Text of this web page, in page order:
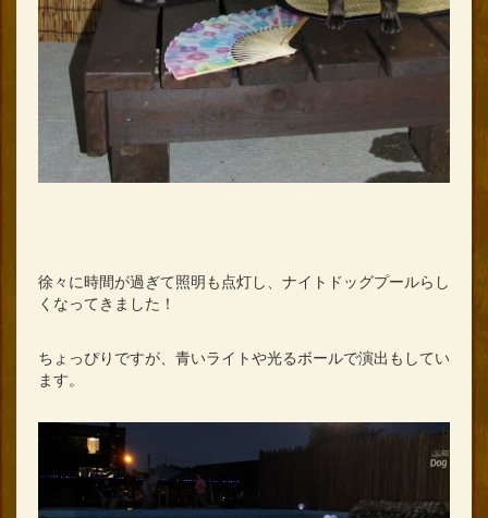
徐々に時間が過ぎて照明も点灯し、ナイトドッグプールらし
くなってきました！
ちょっぴりですが、青いライトや光るボールで演出もしてい
ます。